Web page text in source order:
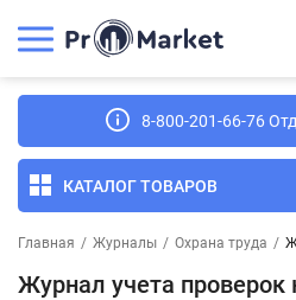
8-800-201-66-76
КАТАЛОГ ТОВАРОВ
Главная / Журналы / Охрана труда /
Журнал учета проверок